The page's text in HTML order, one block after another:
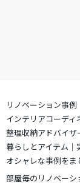
リノベーション事例
インテリアコーデ
整理収納アドバイ
暮らしとアイテム｜
オシャレな事例をま
部屋毎のリノベーシ